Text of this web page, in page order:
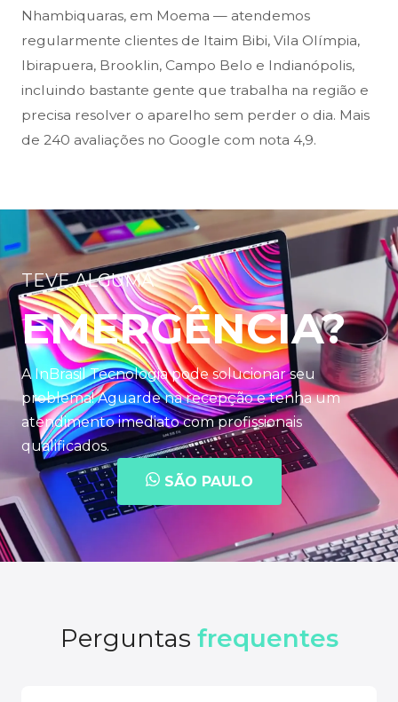
Nhambiquaras, em Moema — atendemos
regularmente clientes de Itaim Bibi, Vila Olímpia,
Ibirapuera, Brooklin, Campo Belo e Indianópolis,
incluindo bastante gente que trabalha na região e
precisa resolver o aparelho sem perder o dia. Mais
de 240 avaliações no Google com nota 4,9.
TEVE ALGUMA
EMERGÊNCIA?
A InBrasil Tecnologia pode solucionar seu
problema! Aguarde na recepção e tenha um
atendimento imediato com profissionais
qualificados.
SÃO PAULO
Perguntas frequentes